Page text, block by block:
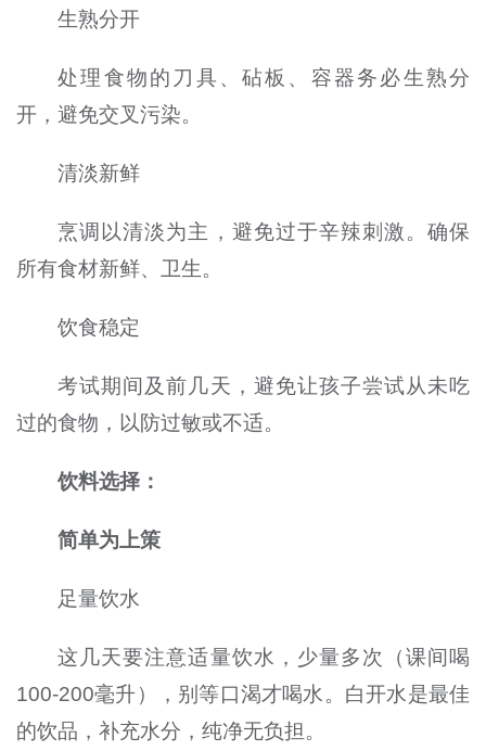
生熟分开
处理食物的刀具、砧板、容器务必生熟分
开，避免交叉污染。
清淡新鲜
烹调以清淡为主，避免过于辛辣刺激。确保
所有食材新鲜、卫生。
饮食稳定
考试期间及前几天，避免让孩子尝试从未吃
过的食物，以防过敏或不适。
饮料选择：
简单为上策
足量饮水
这几天要注意适量饮水，少量多次（课间喝
100-200毫升），别等口渴才喝水。白开水是最佳
的饮品，补充水分，纯净无负担。